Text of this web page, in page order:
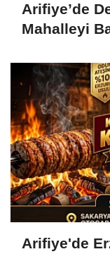
Arifiye’de
Mahalleyi
Arifiye'de